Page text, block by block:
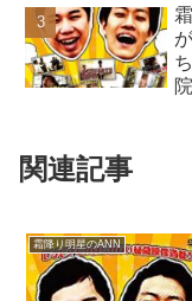
関連記事
霜降り明星のANN